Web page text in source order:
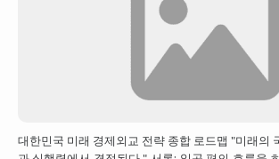
대한민국 미래 경제외교 전략 종합 로드맵 "미래의